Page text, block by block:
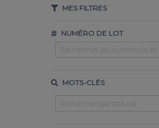
MES FILTRES
NUMÉRO DE LOT
MOTS-CLÉS